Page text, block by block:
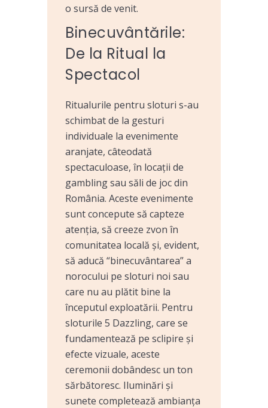
o sursă de venit.
Binecuvântările:
De la Ritual la
Spectacol
Ritualurile pentru sloturi s-au
schimbat de la gesturi
individuale la evenimente
aranjate, câteodată
spectaculoase, în locații de
gambling sau săli de joc din
România. Aceste evenimente
sunt concepute să capteze
atenția, să creeze zvon în
comunitatea locală și, evident,
să aducă “binecuvântarea” a
norocului pe sloturi noi sau
care nu au plătit bine la
începutul exploatării. Pentru
sloturile 5 Dazzling, care se
fundamentează pe sclipire și
efecte vizuale, aceste
ceremonii dobândesc un ton
sărbătoresc. Iluminări și
sunete completează ambianța